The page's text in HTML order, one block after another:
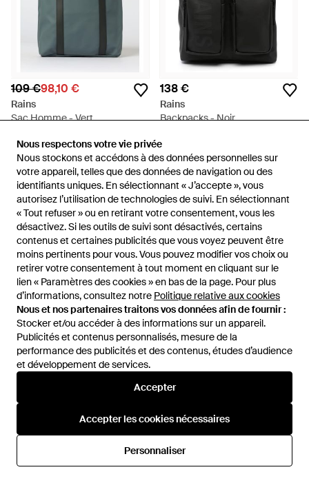
Nous respectons votre vie privée
Nous stockons et accédons à des données personnelles sur
votre appareil, telles que des données de navigation ou des
identifiants uniques. En sélectionnant « J’accepte », vous
autorisez l’utilisation de technologies de suivi. En sélectionnant
« Tout refuser » ou en retirant votre consentement, vous les
désactivez. Si les outils de suivi sont désactivés, certains
contenus et certaines publicités que vous voyez peuvent être
moins pertinents pour vous. Vous pouvez modifier vos choix ou
retirer votre consentement à tout moment en cliquant sur le
lien « Paramètres des cookies » en bas de la page. Pour plus
d’informations, consultez notre Politique relative aux cookies
Nous et nos partenaires traitons vos données afin de fournir :
Stocker et/ou accéder à des informations sur un appareil.
Publicités et contenus personnalisés, mesure de la
performance des publicités et des contenus, études d’audience
et développement de services.
Accepter
Accepter les cookies nécessaires
Personnaliser
Nous respectons votre vie privée
Nous stockons et accédons à des données personnelles sur
votre appareil, telles que des données de navigation ou des
identifiants uniques. En sélectionnant « J’accepte », vous
autorisez l’utilisation de technologies de suivi. En sélectionnant
« Tout refuser » ou en retirant votre consentement, vous les
désactivez. Si les outils de suivi sont désactivés, certains
contenus et certaines publicités que vous voyez peuvent être
moins pertinents pour vous. Vous pouvez modifier vos choix ou
retirer votre consentement à tout moment en cliquant sur le
lien « Paramètres des cookies » en bas de la page. Pour plus
d’informations, consultez notre Politique relative aux cookies
Nous et nos partenaires traitons vos données afin de fournir :
Stocker et/ou accéder à des informations sur un appareil.
Publicités et contenus personnalisés, mesure de la
performance des publicités et des contenus, études d’audience
et développement de services.
Accepter
Accepter les cookies nécessaires
Personnaliser
109 €98,10 €
Rains
Sac Homme - Vert
RÉDUCTION
138 €
Rains
Backpacks - Noir
141,50 €
Rains
Backpacks - Noir
70 €63 €
RÉDUCTION